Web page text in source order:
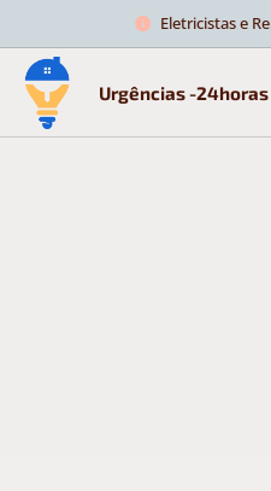
Eletricistas e
Urgências -24horas